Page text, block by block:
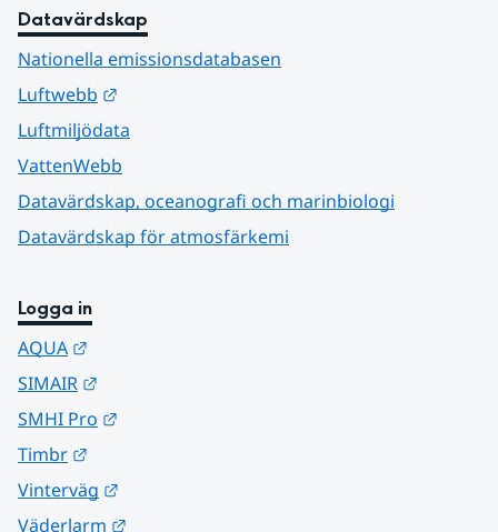
Datavärdskap
Nationella emissionsdatabasen
Luftwebb
Luftmiljödata
VattenWebb
Datavärdskap, oceanografi och marinbiologi
Datavärdskap för atmosfärkemi
Logga in
AQUA
SIMAIR
SMHI Pro
Timbr
Vinterväg
Väderlarm